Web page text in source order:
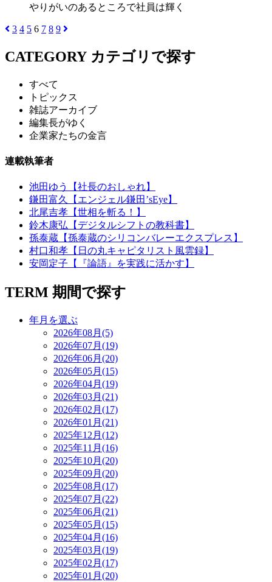
やりがいのあるところで社員は輝く
3 4 5 6 7 8 9
CATEGORY カテゴリで探す
すべて
トピックス
雑誌アーカイブ
編集長がゆく
企業家たちの金言
連載執筆者
池田ゆう【社長のおしゃれ】
鎌田富久【エンジェル鎌田’sEye】
北尾吉孝【世相を斬る！】
鈴木康弘【デジタルシフトの教科書】
孫泰蔵【孫泰蔵のシリコンバレーエクスプレス】
村口和孝【日の丸キャピタリスト風雲録】
安岡定子【『論語』を実践に活かす】
TERM 期間で探す
年月を選ぶ
2026年08月(5)
2026年07月(19)
2026年06月(20)
2026年05月(15)
2026年04月(19)
2026年03月(21)
2026年02月(17)
2026年01月(21)
2025年12月(12)
2025年11月(16)
2025年10月(20)
2025年09月(20)
2025年08月(17)
2025年07月(22)
2025年06月(21)
2025年05月(15)
2025年04月(16)
2025年03月(19)
2025年02月(17)
2025年01月(20)